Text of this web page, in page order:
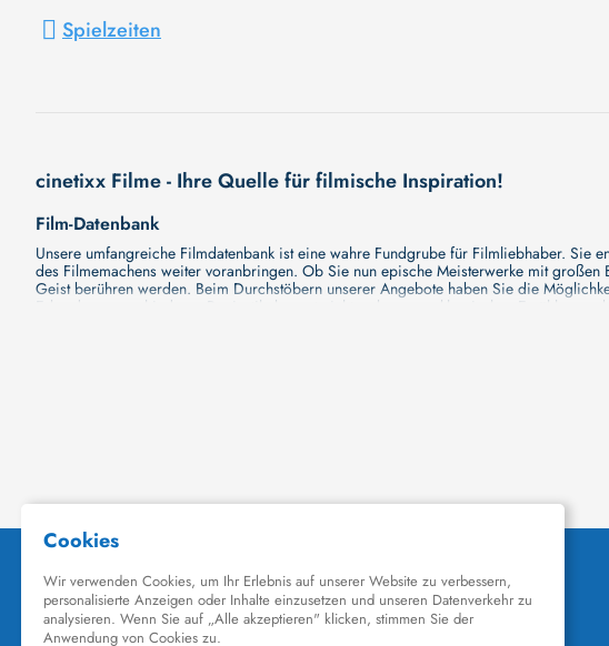
Spielzeiten
cinetixx Filme - Ihre Quelle für filmische Inspiration!
Film-Datenbank
Unsere umfangreiche Filmdatenbank ist eine wahre Fundgrube für Filmliebhaber. Sie
des Filmemachens weiter voranbringen. Ob Sie nun epische Meisterwerke mit
Geist berühren werden. Beim Durchstöbern unserer Angebote haben Sie die
Erkundung verschiedener Regiestile kommt nicht zu kurz, von klassischen
Hollywood-Hits findet. Natürlich gibt es auch diese, aber darüber hinaus bemühen
Datenbank mit Schauspielern zu erkunden und ihre außergewöhnlichen Werke zu
Kino-Datenbank
Planen Sie bald einen Kinobesuch? Ob Sie nun Lust auf eine große Premiere in
Kinodatenbank finden Sie alle Informationen, die Sie brauchen. Wir von cinetixx
Filme zu sehen und Ihre Tickets online zu buchen. Dank unserer Plattform können